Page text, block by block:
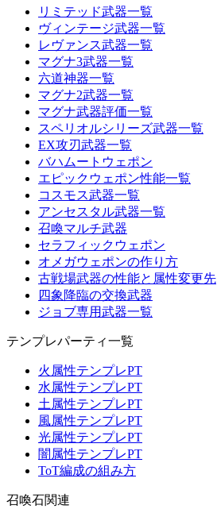
リミテッド武器一覧
ヴィンテージ武器一覧
レヴァンス武器一覧
マグナ3武器一覧
六道神器一覧
マグナ2武器一覧
マグナ武器評価一覧
スペリオルシリーズ武器一覧
EX攻刃武器一覧
バハムートウェポン
エピックウェポン性能一覧
コスモス武器一覧
アンセスタル武器一覧
召喚マルチ武器
セラフィックウェポン
オメガウェポンの作り方
古戦場武器の性能と属性変更先
四象降臨の交換武器
ジョブ専用武器一覧
テンプレパーティ一覧
火属性テンプレPT
水属性テンプレPT
土属性テンプレPT
風属性テンプレPT
光属性テンプレPT
闇属性テンプレPT
ToT編成の組み方
召喚石関連